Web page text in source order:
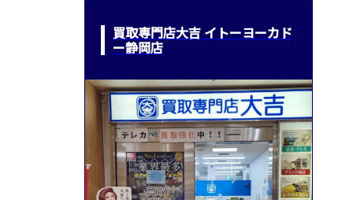
買取専門店大吉 イトーヨーカド
ー静岡店